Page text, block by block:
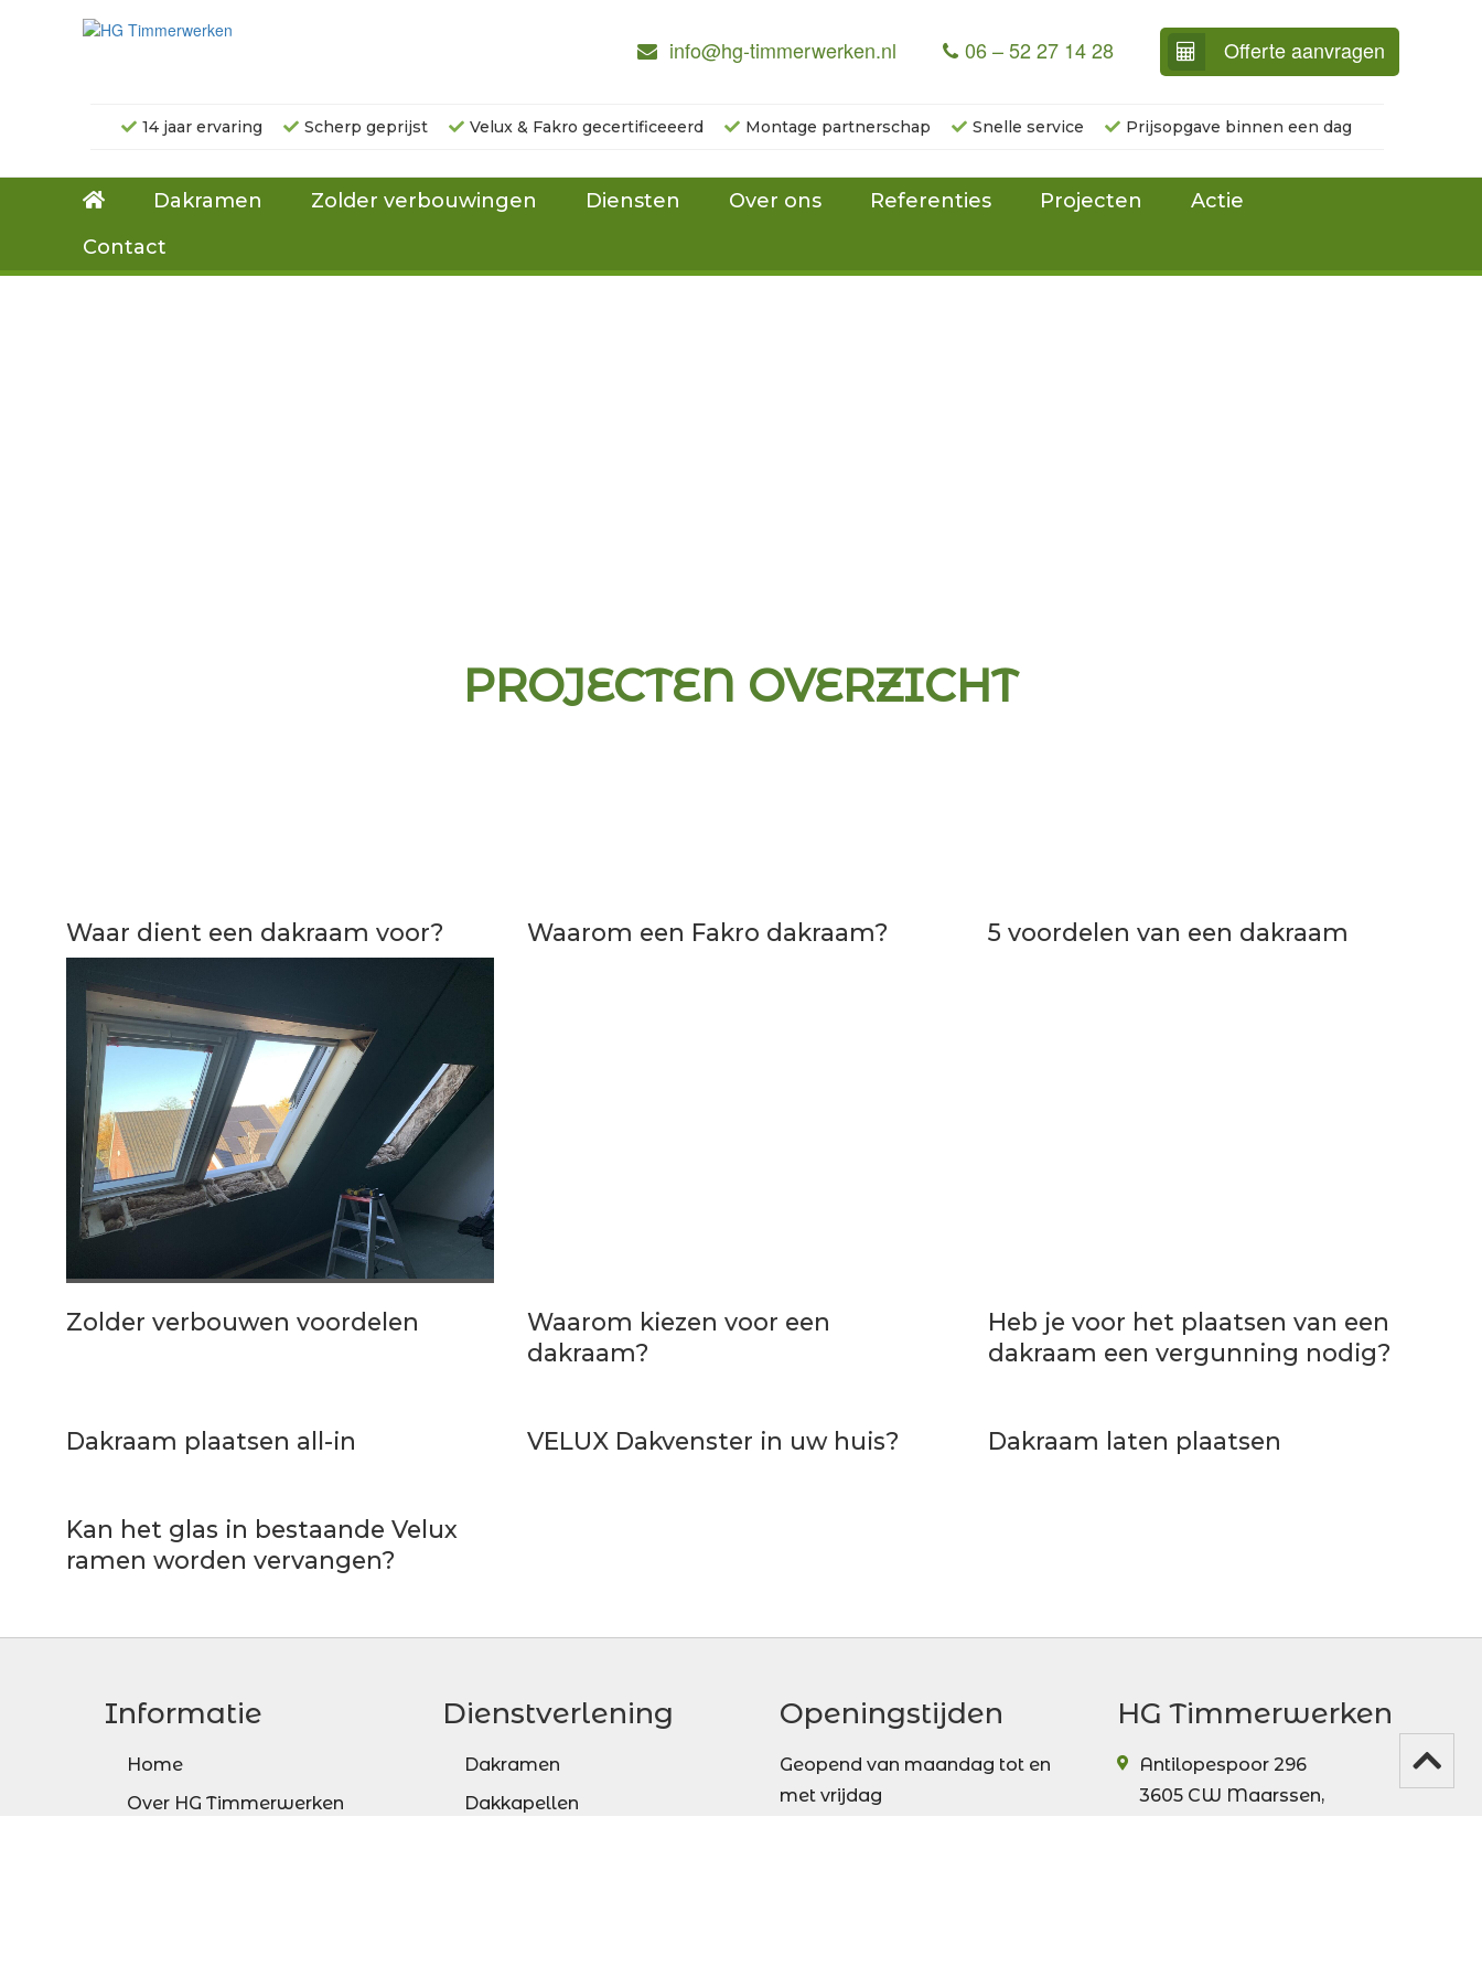
info@hg-timmerwerken.nl 06 – 52 27 14 28 Offerte aanvragen
14 jaar ervaring Scherp geprijst Velux & Fakro gecertificeeerd Montage partnerschap Snelle service Prijsopgave binnen een dag
Dakramen Zolder verbouwingen Diensten Over ons Referenties Projecten
Actie
Contact
PROJECTEN OVERZICHT
Waar dient een dakraam voor? Waarom een Fakro dakraam? 5 voordelen van een dakraam
Zolder verbouwen voordelen
Waarom kiezen voor een
dakraam?
Heb je voor het plaatsen van een
dakraam een vergunning nodig?
Dakraam plaatsen all-in VELUX Dakvenster in uw huis? Dakraam laten plaatsen
Kan het glas in bestaande Velux
ramen worden vervangen?
Informatie
Home
Over HG Timmerwerken
Dienstverlening
Dakramen
Dakkapellen
Openingstijden
Geopend van maandag tot en
met vrijdag
HG Timmerwerken
Antilopespoor 296
3605 CW Maarssen,